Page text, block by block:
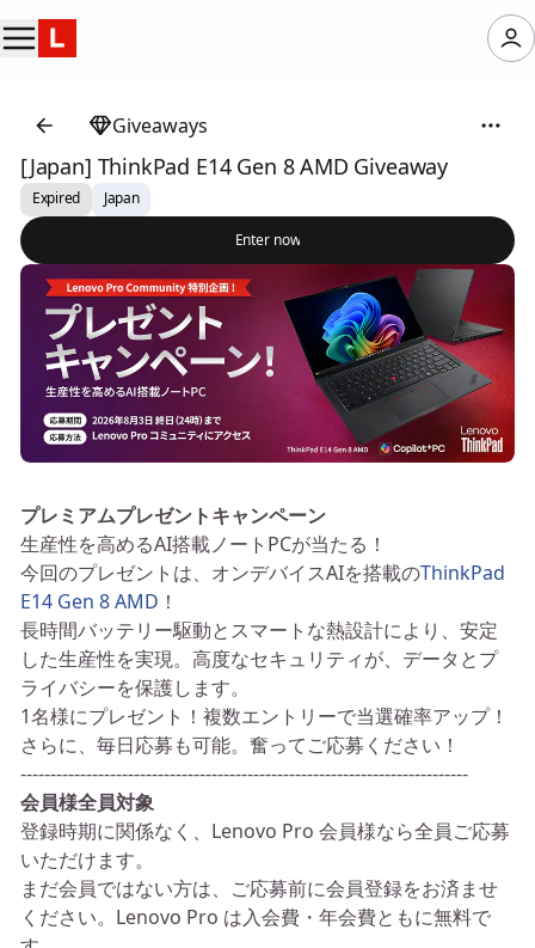
Giveaways
[Japan] ThinkPad E14 Gen 8 AMD Giveaway
Expired Japan
Enter now
プレミアムプレゼントキャンペーン
生産性を高めるAI搭載ノートPCが当たる！
今回のプレゼントは、オンデバイスAIを搭載のThinkPad
E14 Gen 8 AMD ！
長時間バッテリー駆動とスマートな熱設計により、安定
した生産性を実現。高度なセキュリティが、データとプ
ライバシーを保護します。
1名様にプレゼント！複数エントリーで当選確率アップ！
さらに、毎日応募も可能。奮ってご応募ください！
---------------------------------------------------------------------------
会員様全員対象
登録時期に関係なく、Lenovo Pro 会員様なら全員ご応募
いただけます。
まだ会員ではない方は、ご応募前に会員登録をお済ませ
ください。Lenovo Pro は入会費・年会費ともに無料で